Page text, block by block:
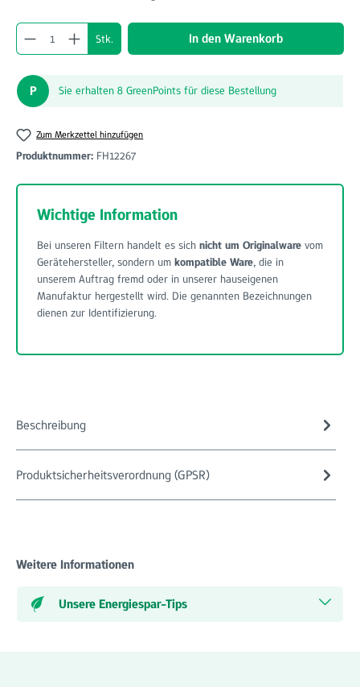
Produkt Anzahl: Gib den gewünschten Wert
Stk. In den Warenkorb
P Sie erhalten 8 GreenPoints für diese Bestellung
Zum Merkzettel hinzufügen
Produktnummer: FH12267
Wichtige Information
Bei unseren Filtern handelt es sich nicht um Originalware vom
Gerätehersteller, sondern um kompatible Ware, die in
unserem Auftrag fremd oder in unserer hauseigenen
Manufaktur hergestellt wird. Die genannten Bezeichnungen
dienen zur Identifizierung.
Beschreibung
Produktsicherheitsverordnung (GPSR)
Weitere Informationen
Unsere Energiespar-Tips